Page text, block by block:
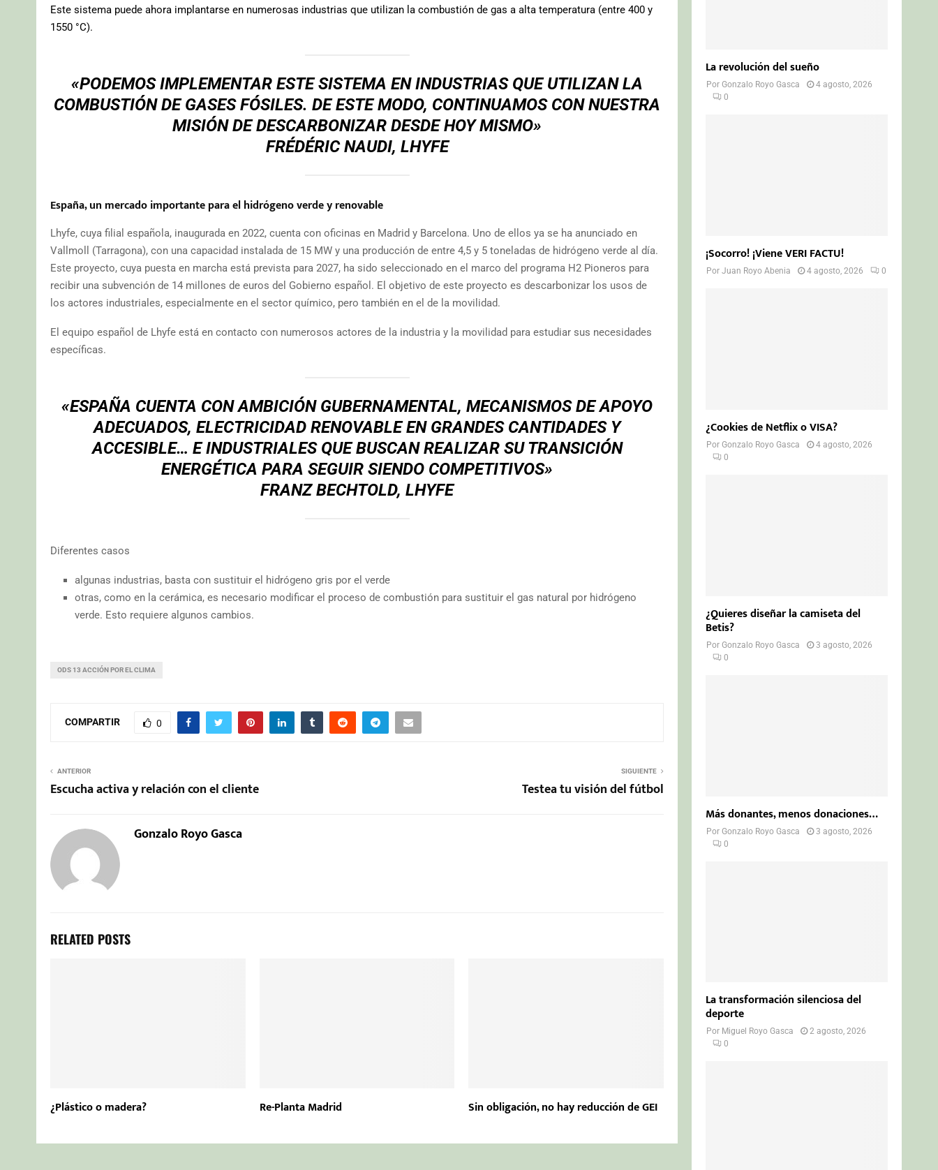
Este sistema puede ahora implantarse en numerosas industrias que utilizan la combustión de gas a alta temperatura (entre 400 y
1550 °C).
«PODEMOS IMPLEMENTAR ESTE SISTEMA EN INDUSTRIAS QUE UTILIZAN LA
COMBUSTIÓN DE GASES FÓSILES. DE ESTE MODO, CONTINUAMOS CON NUESTRA
MISIÓN DE DESCARBONIZAR DESDE HOY MISMO»
FRÉDÉRIC NAUDI, LHYFE
España, un mercado importante para el hidrógeno verde y renovable
Lhyfe, cuya filial española, inaugurada en 2022, cuenta con oficinas en Madrid y Barcelona. Uno de ellos ya se ha anunciado en
Vallmoll (Tarragona), con una capacidad instalada de 15 MW y una producción de entre 4,5 y 5 toneladas de hidrógeno verde al día.
Este proyecto, cuya puesta en marcha está prevista para 2027, ha sido seleccionado en el marco del programa H2 Pioneros para
recibir una subvención de 14 millones de euros del Gobierno español. El objetivo de este proyecto es descarbonizar los usos de
los actores industriales, especialmente en el sector químico, pero también en el de la movilidad.
El equipo español de Lhyfe está en contacto con numerosos actores de la industria y la movilidad para estudiar sus necesidades
específicas.
«ESPAÑA CUENTA CON AMBICIÓN GUBERNAMENTAL, MECANISMOS DE APOYO
ADECUADOS, ELECTRICIDAD RENOVABLE EN GRANDES CANTIDADES Y
ACCESIBLE… E INDUSTRIALES QUE BUSCAN REALIZAR SU TRANSICIÓN
ENERGÉTICA PARA SEGUIR SIENDO COMPETITIVOS»
FRANZ BECHTOLD, LHYFE
Diferentes casos
algunas industrias, basta con sustituir el hidrógeno gris por el verde
otras, como en la cerámica, es necesario modificar el proceso de combustión para sustituir el gas natural por hidrógeno
verde. Esto requiere algunos cambios.
ODS 13 ACCIÓN POR EL CLIMA
COMPARTIR 0
ANTERIOR
Escucha activa y relación con el cliente
SIGUIENTE
Testea tu visión del fútbol
Gonzalo Royo Gasca
RELATED POSTS
¿Plástico o madera? Re-Planta Madrid Sin obligación, no hay reducción de GEI
La revolución del sueño
PorGonzalo Royo Gasca
4 agosto, 2026
0
¡Socorro! ¡Viene VERI FACTU!
PorJuan Royo Abenia 4 agosto, 2026 0
¿Cookies de Netflix o VISA?
PorGonzalo Royo Gasca
4 agosto, 2026
0
¿Quieres diseñar la camiseta del
Betis?
PorGonzalo Royo Gasca
3 agosto, 2026
0
Más donantes, menos donaciones…
PorGonzalo Royo Gasca
3 agosto, 2026
0
La transformación silenciosa del
deporte
Por Miguel Royo Gasca
2 agosto, 2026
0